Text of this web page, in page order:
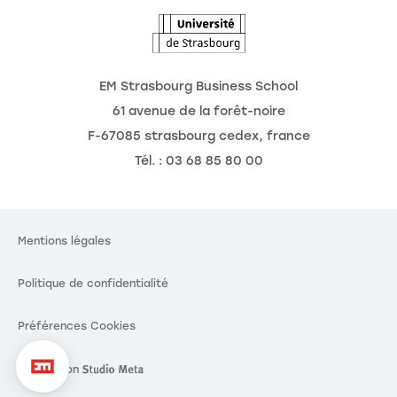
EM Strasbourg Business School
61 avenue de la forêt-noire
F-67085 strasbourg cedex, france
Tél. : 03 68 85 80 00
Mentions légales
Politique de confidentialité
Préférences Cookies
Réalisation